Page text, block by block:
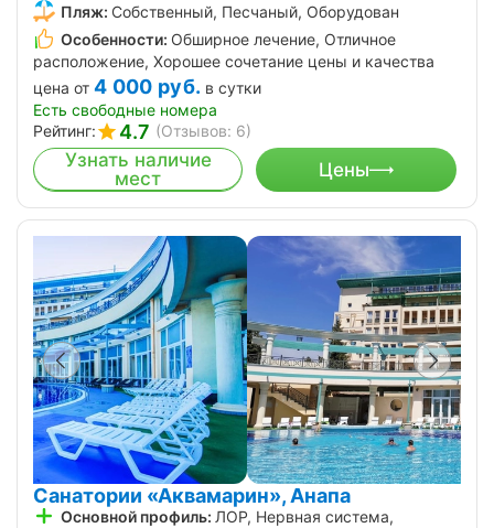
Пляж: Собственный, Песчаный, Оборудован
Особенности: Обширное лечение, Отличное
расположение, Хорошее сочетание цены и качества
цена от 4 000 руб. в сутки
Есть свободные номера
Рейтинг:
4.7 (Отзывов: 6)
Узнать наличие
мест
Цены
Санатории «Аквамарин», Анапа
Основной профиль: ЛОР, Нервная система,